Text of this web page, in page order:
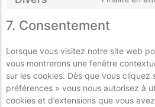
7. Consentement
Lorsque vous visitez notre site web
vous montrerons une fenêtre
sur les cookies. Dès que vous cliquez
préférences » vous nous autorisez à
cookies et d’extensions que vous